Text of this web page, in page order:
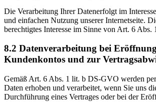
Die Verarbeitung Ihrer Datenerfolgt im
und einfachen Nutzung unserer Internetseite.
berechtigtes Interesse im Sinne von Art. 6
8.2 Datenverarbeitung bei
Kundenkontos und zur
Gemäß Art. 6 Abs. 1 lit. b DS-GVO werden
Daten erhoben und verarbeitet, wenn Sie uns
Durchführung eines Vertrages oder bei der